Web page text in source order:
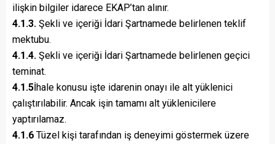
ilişkin bilgiler idarece EKAP’tan alınır.
4.1.3. Şekli ve içeriği İdari Şartnamede belirlenen teklif
mektubu.
4.1.4. Şekli ve içeriği İdari Şartnamede belirlenen geçici
teminat.
4.1.5İhale konusu işte idarenin onayı ile alt yüklenici
çalıştırılabilir. Ancak işin tamamı alt yüklenicilere
yaptırılamaz.
4.1.6 Tüzel kişi tarafından iş deneyimi göstermek üzere